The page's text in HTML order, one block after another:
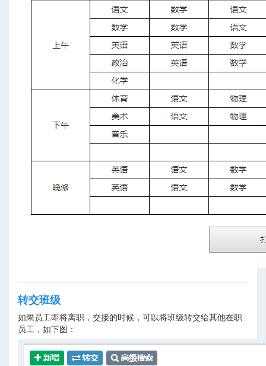
转交班级
如果员工即将离职，交接的时候，可以将班级转交给其他在职
员工，如下图：